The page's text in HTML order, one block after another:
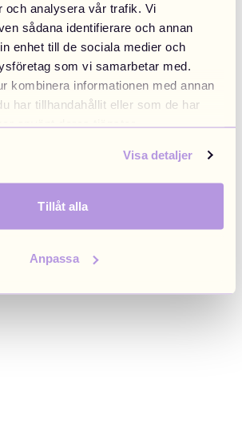
och analysera vår trafik. Vi
sådana identifierare och annan
enhet till de sociala medier och
som vi samarbetar med.
kombinera informationen med annan
har tillhandahållit eller som de har
använt deras tjänster.
Visa detaljer
Tillåt alla
Anpassa
side exception has occurred (see the
console for more information).